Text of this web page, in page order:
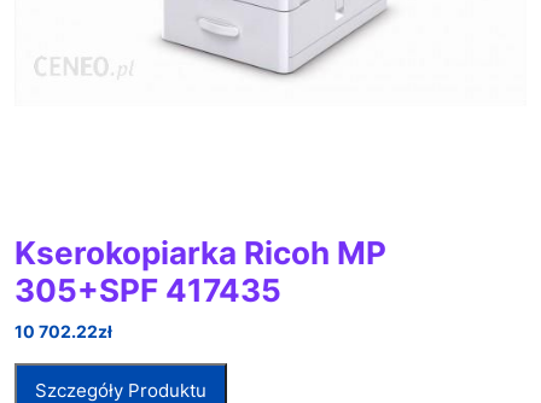
Kserokopiarka Ricoh MP
305+SPF 417435
10 702.22zł
Szczegóły Produktu